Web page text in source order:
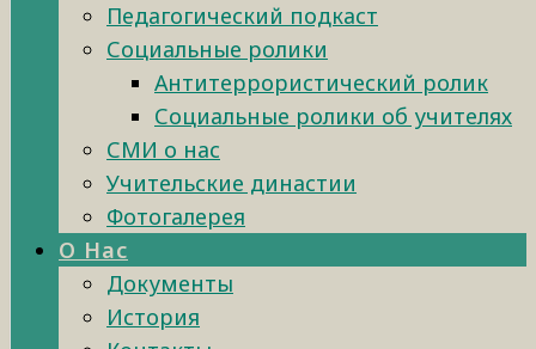
Педагогический подкаст
Социальные ролики
Антитеррористический ролик
Социальные ролики об учителях
СМИ о нас
Учительские династии
Фотогалерея
О Нас
Документы
История